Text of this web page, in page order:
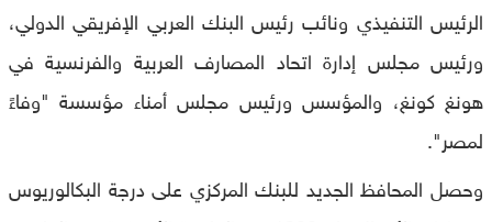
الرئيس التنفيذي ونائب رئيس البنك العربي الإفريقي الدولي،
ورئيس مجلس إدارة اتحاد المصارف العربية والفرنسية في
هونغ كونغ، والمؤسس ورئيس مجلس أمناء مؤسسة "وفاءً
لمصر".
وحصل المحافظ الجديد للبنك المركزي على درجة البكالوريوس